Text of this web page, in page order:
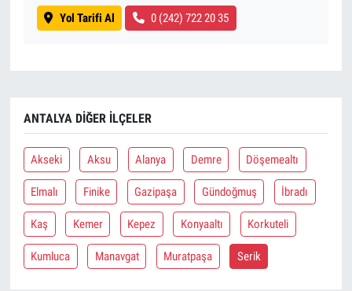
Yol Tarifi Al 0 (242) 722 20 35
ANTALYA DIĞER İLÇELER
Akseki Aksu Alanya Demre Döşemealtı
Elmalı Finike Gazipaşa Gündoğmuş İbradı
Kaş Kemer Kepez Konyaaltı Korkuteli
Kumluca Manavgat Muratpaşa Serik